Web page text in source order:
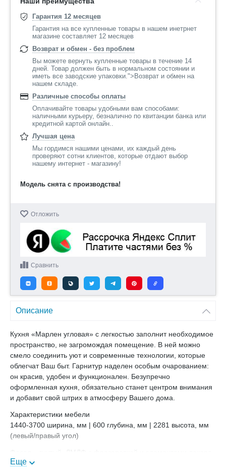
Гарантия 12 месяцев
Гарантия на все купленные товары в нашем инетрнет
магазине составляет 12 месяцев
Возврат и обмен - без проблем
Вы можете вернуть купленные товары в течение 14
дней. Товар должен быть в нормальном состоянии и
иметь все заводские упаковки.">Возврат и обмен на
нашем складе.
Различные способы оплаты
Оплачивайте товары удобными вам способами:
наличными курьеру, безналично по квитанции банка или
кредитной картой онлайн..
Лучшая цена
Мы гордимся нашими ценами, их каждый день
проверяют сотни клиентов, которые отдают выбор
нашему интернет - магазину!
Модель снята с производства!
Отложить
Сравнить
Описание
Кухня «Марлен угловая» с легкостью заполнит необходимое
пространство, не загромождая помещение. В ней можно
смело соединить уют и современные технологии, которые
облегчат Ваш быт. Гарнитур наделен особым очарованием:
он красив, удобен и функционален. Безупречно
оформленная кухня, обязательно станет центром внимания
и добавит свой штрих в атмосферу Вашего дома.
Характеристики мебели
1440-3700 ширина, мм | 600 глубина, мм | 2281 высота, мм
(левый/правый угол)
+ патина золото, лак матовый, карниз из пенополиуретана
Еще